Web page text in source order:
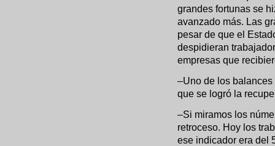
grandes fortunas se
avanzado más. Las
pesar de que el
despidieran
empresas que
–Uno de los
que se logró la
–Si miramos los
retroceso. Hoy los
ese indicador era del